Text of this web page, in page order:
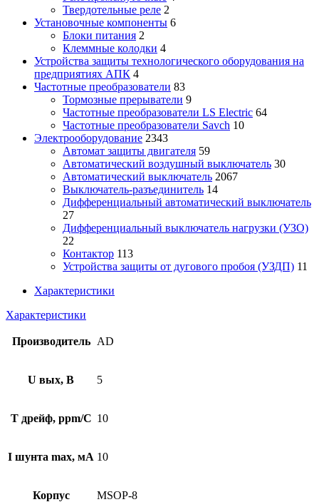
Твердотельные реле 2
Установочные компоненты 6
Блоки питания 2
Клеммные колодки 4
Устройства защиты технологического оборудования на
предприятиях АПК 4
Частотные преобразователи 83
Тормозные прерыватели 9
Частотные преобразователи LS Electric 64
Частотные преобразователи Savch 10
Электрооборудование 2343
Автомат защиты двигателя 59
Автоматический воздушный выключатель 30
Автоматический выключатель 2067
Выключатель-разъединитель 14
Дифференциальный автоматический выключатель
27
Дифференциальный выключатель нагрузки (УЗО)
22
Контактор 113
Устройства защиты от дугового пробоя (УЗДП) 11
Характеристики
Характеристики
Производитель AD
U вых, В 5
T дрейф, ppm/C 10
I шунта max, мА 10
Корпус MSOP-8